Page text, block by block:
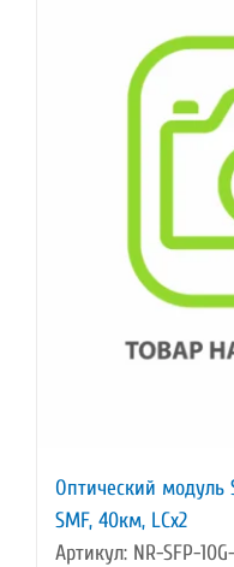
Оптический модуль
SMF, 40км, LCx2
Артикул: NR-SFP-